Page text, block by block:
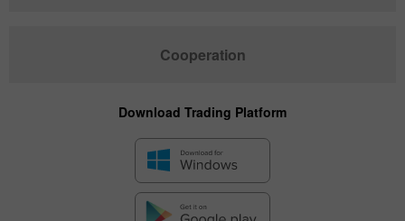
Cooperation
Download Trading Platform